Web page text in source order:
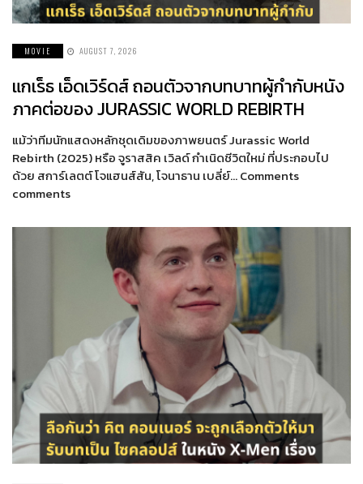
MOVIE AUGUST 7, 2026
แกเร็ธ เอ็ดเวิร์ดส์ ถอนตัวจากบทบาทผู้กำกับหนัง
ภาคต่อของ JURASSIC WORLD REBIRTH
แม้ว่าทีมนักแสดงหลักชุดเดิมของภาพยนตร์ Jurassic World
Rebirth (2025) หรือ จูราสสิค เวิลด์ กำเนิดชีวิตใหม่ ที่ประกอบไป
ด้วย สการ์เลตต์ โจแฮนส์สัน, โจนาธาน เบลี่ย์… Comments
comments